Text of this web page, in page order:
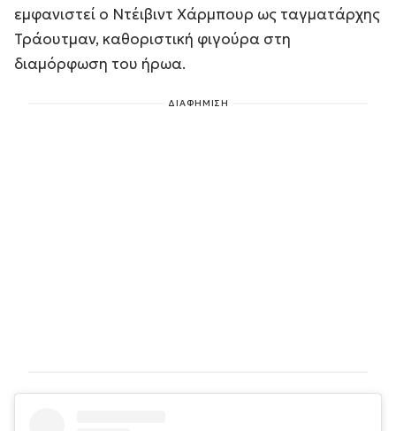
εμφανιστεί ο Ντέιβιντ Χάρμπουρ ως ταγματάρχης
Τράουτμαν, καθοριστική φιγούρα στη
διαμόρφωση του ήρωα.
ΔΙΑΦΗΜΙΣΗ